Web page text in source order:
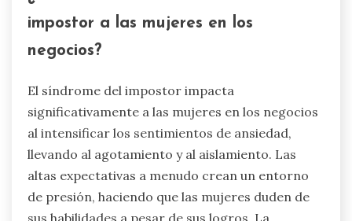
Este aislamiento puede agravar los sentimientos
de ansiedad y depresión, ya que las conexiones
con los pares son vitales para la resiliencia
Abordar estos desafíos requiere construir
comunidades de apoyo y priorizar estrategias de
salud mental. Crear redes para compartir
experiencias puede ayudar a mitigar los
sentimientos de aislamiento y proporcionar
recursos para gestionar el estrés de manera